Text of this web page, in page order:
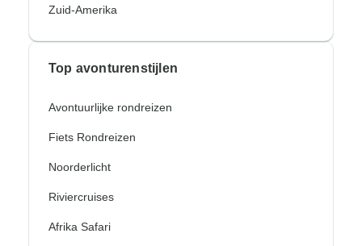
Zuid-Amerika
Top avonturenstijlen
Avontuurlijke rondreizen
Fiets Rondreizen
Noorderlicht
Riviercruises
Afrika Safari